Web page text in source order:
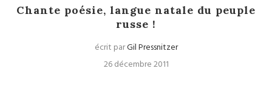
Chante poésie, langue natale du peuple
russe !
écrit parGil Pressnitzer
26 décembre 2011